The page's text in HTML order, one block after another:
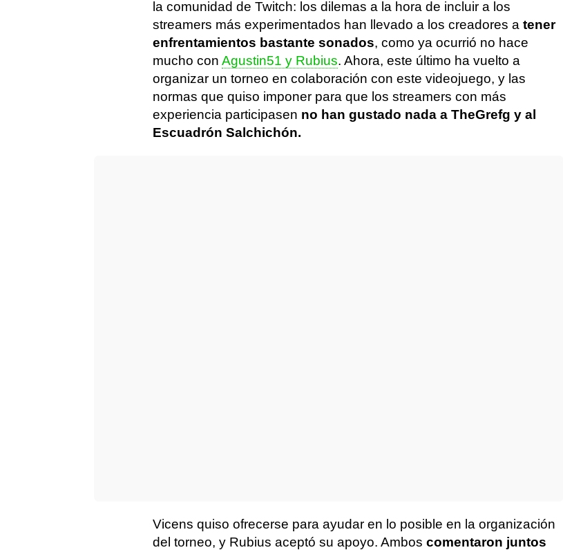
la comunidad de Twitch: los dilemas a la hora de incluir a los
streamers más experimentados han llevado a los creadores a tener
enfrentamientos bastante sonados, como ya ocurrió no hace
mucho con Agustin51 y Rubius. Ahora, este último ha vuelto a
organizar un torneo en colaboración con este videojuego, y las
normas que quiso imponer para que los streamers con más
experiencia participasen no han gustado nada a TheGrefg y al
Escuadrón Salchichón.
Vicens quiso ofrecerse para ayudar en lo posible en la organización
del torneo, y Rubius aceptó su apoyo. Ambos comentaron juntos